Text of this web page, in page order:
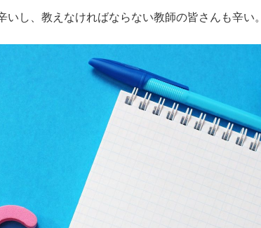
し、教えなければならない教師の皆さんも辛い。